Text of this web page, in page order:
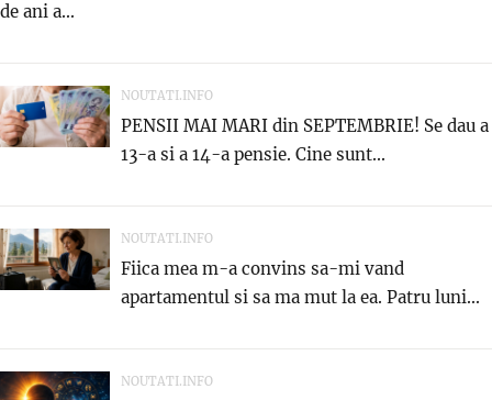
de ani a...
NOUTATI.INFO
PENSII MAI MARI din SEPTEMBRIE! Se dau a
13-a si a 14-a pensie. Cine sunt...
NOUTATI.INFO
Fiica mea m-a convins sa-mi vand
apartamentul si sa ma mut la ea. Patru luni...
NOUTATI.INFO